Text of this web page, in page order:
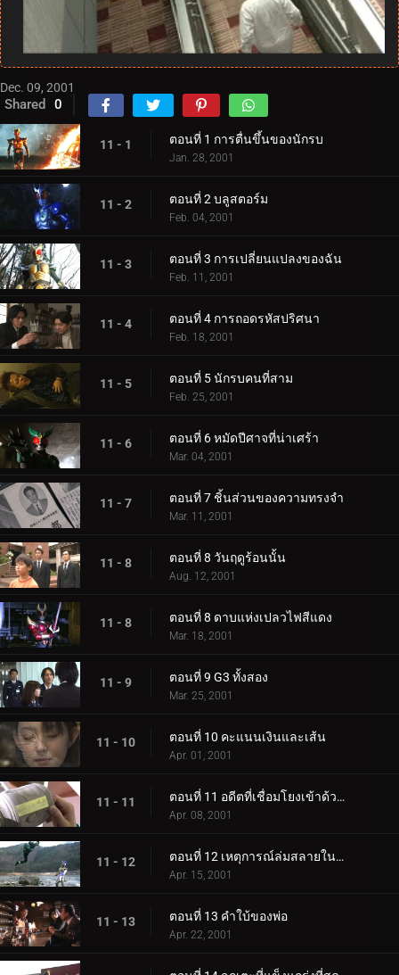
Dec. 09, 2001
Shared 0
11 - 1 ตอนที่ 1 การตื่นขึ้นของนักรบ
Jan. 28, 2001
11 - 2 ตอนที่ 2 บลูสตอร์ม
Feb. 04, 2001
11 - 3 ตอนที่ 3 การเปลี่ยนแปลงของฉัน
Feb. 11, 2001
11 - 4 ตอนที่ 4 การถอดรหัสปริศนา
Feb. 18, 2001
11 - 5 ตอนที่ 5 นักรบคนที่สาม
Feb. 25, 2001
11 - 6 ตอนที่ 6 หมัดปีศาจที่น่าเศร้า
Mar. 04, 2001
11 - 7 ตอนที่ 7 ชิ้นส่วนของความทรงจำ
Mar. 11, 2001
11 - 8 ตอนที่ 8 วันฤดูร้อนนั้น
Aug. 12, 2001
11 - 8 ตอนที่ 8 ดาบแห่งเปลวไฟสีแดง
Mar. 18, 2001
11 - 9 ตอนที่ 9 G3 ทั้งสอง
Mar. 25, 2001
11 - 10 ตอนที่ 10 คะแนนเงินและเส้น
Apr. 01, 2001
11 - 11 ตอนที่ 11 อดีตที่เชื่อมโยงเข้าด้วยกัน
Apr. 08, 2001
11 - 12 ตอนที่ 12 เหตุการณ์ล่มสลายในทะเลสาบ!
Apr. 15, 2001
11 - 13 ตอนที่ 13 คำใบ้ของพ่อ
Apr. 22, 2001